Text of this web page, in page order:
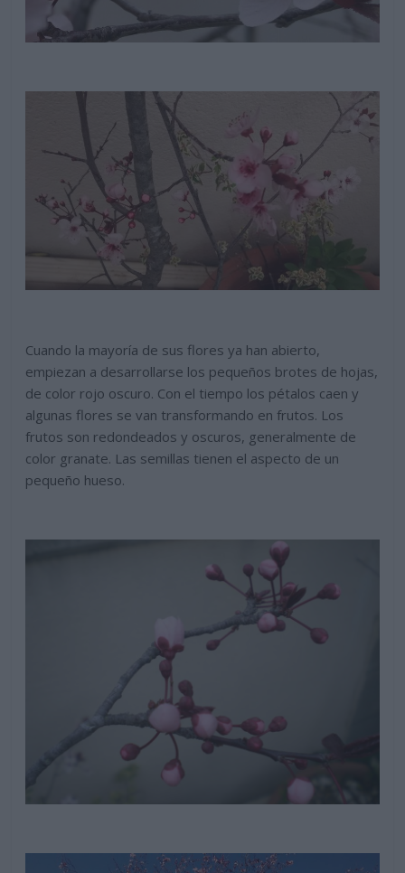
Cuando la mayoría de sus flores ya han abierto,
empiezan a desarrollarse los pequeños brotes de hojas,
de color rojo oscuro. Con el tiempo los pétalos caen y
algunas flores se van transformando en frutos. Los
frutos son redondeados y oscuros, generalmente de
color granate. Las semillas tienen el aspecto de un
pequeño hueso.